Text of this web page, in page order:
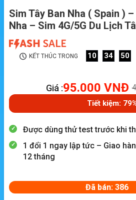
Sim Tây Ban Nha ( Spain )
Nha – Sim 4G/5G Du Lịch
KẾT THÚC TRONG 10 34 49
Giá :95.000 VNĐ
Tiết kiệm:
Được dùng thử test trước khi
1 đổi 1 ngay lập tức – Giao
12 tháng
Đã bán: 386